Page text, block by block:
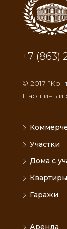
+7 (863)
© 2017
Паршинъ и
Участки
Дома с
Квартиры
Гаражи
Аренда